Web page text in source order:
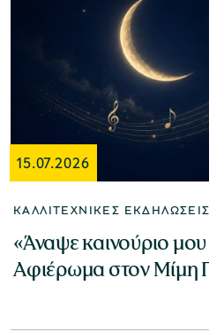
15.07.2026
ΚΑΛΛΙΤΕΧΝΙΚΈΣ ΕΚΔΗΛΏΣΕΙΣ
«Άναψε καινούριο
Αφιέρωμα στον Μίμη